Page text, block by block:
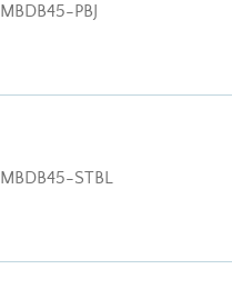
MBDB45-PBJ
MBDB45-STBL